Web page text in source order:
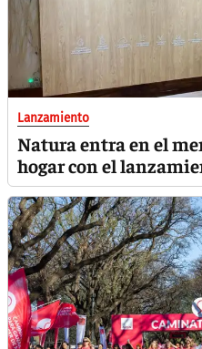
Lanzamiento
Natura entra en el
hogar con el